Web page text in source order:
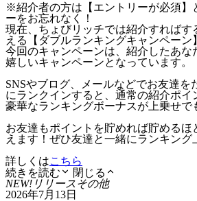
※紹介者の方は【エントリーが必須】
ーをお忘れなく！
現在、ちょびリッチでは紹介すればす
える【ダブルランキングキャンペーン
今回のキャンペーンは、紹介したあな
嬉しいキャンペーンとなっています。
SNSやブログ、メールなどでお友達を
にランクインすると、通常の紹介ポイ
豪華なランキングボーナスが上乗せで
お友達もポイントを貯めれば貯めるほ
えます！ぜひ友達と一緒にランキング
詳しくはこちら
続きを読む
閉じる
NEW! リリースその他
2026年7月13日